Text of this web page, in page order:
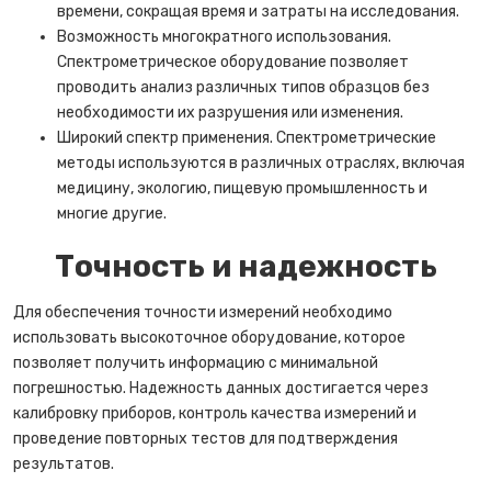
времени, сокращая время и затраты на исследования.
Возможность многократного использования.
Спектрометрическое оборудование позволяет
проводить анализ различных типов образцов без
необходимости их разрушения или изменения.
Широкий спектр применения. Спектрометрические
методы используются в различных отраслях, включая
медицину, экологию, пищевую промышленность и
многие другие.
Точность и надежность
Для обеспечения точности измерений необходимо
использовать высокоточное оборудование, которое
позволяет получить информацию с минимальной
погрешностью. Надежность данных достигается через
калибровку приборов, контроль качества измерений и
проведение повторных тестов для подтверждения
результатов.